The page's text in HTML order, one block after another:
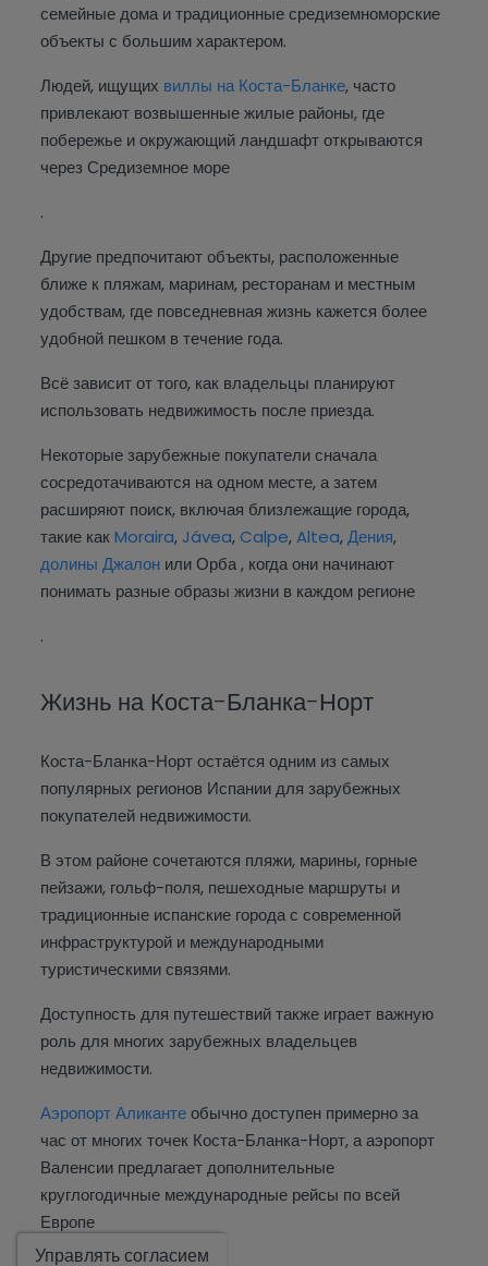
семейные дома и традиционные средиземноморские
объекты с большим характером.
Людей, ищущих виллы на Коста-Бланке, часто
привлекают возвышенные жилые районы, где
побережье и окружающий ландшафт открываются
через Средиземное море
.
Другие предпочитают объекты, расположенные
ближе к пляжам, маринам, ресторанам и местным
удобствам, где повседневная жизнь кажется более
удобной пешком в течение года.
Всё зависит от того, как владельцы планируют
использовать недвижимость после приезда.
Некоторые зарубежные покупатели сначала
сосредотачиваются на одном месте, а затем
расширяют поиск, включая близлежащие города,
такие какMoraira, Jávea, Calpe,Altea,Дения,
долины Джалон или Орба , когда они начинают
понимать разные образы жизни в каждом регионе
.
Жизнь на Коста-Бланка-Норт
Коста-Бланка-Норт остаётся одним из самых
популярных регионов Испании для зарубежных
покупателей недвижимости.
В этом районе сочетаются пляжи, марины, горные
пейзажи, гольф-поля, пешеходные маршруты и
традиционные испанские города с современной
инфраструктурой и международными
туристическими связями.
Доступность для путешествий также играет важную
роль для многих зарубежных владельцев
недвижимости.
Аэропорт Аликантеобычно доступен примерно за
час от многих точек Коста-Бланка-Норт, а аэропорт
Валенсии предлагает дополнительные
круглогодичные международные рейсы по всей
Европе
Управлять согласием